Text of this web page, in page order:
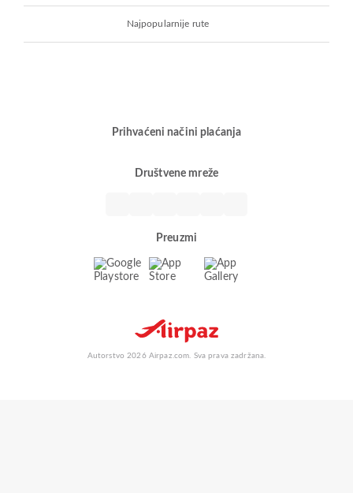
Najpopularnije rute
Prihvaćeni načini plaćanja
Društvene mreže
Preuzmi
Autorstvo 2026 Airpaz.com. Sva prava zadržana.